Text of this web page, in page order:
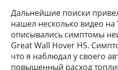
Дальнейшие поиски
нашел несколько видео на
описывались симптомы
Great Wall Hover H5.
что я наблюдал у своего
повышенный расход